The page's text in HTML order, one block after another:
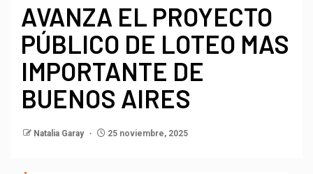
AVANZA EL PROYECTO
PÚBLICO DE LOTEO MAS
IMPORTANTE DE
BUENOS AIRES
Natalia Garay 25 noviembre, 2025